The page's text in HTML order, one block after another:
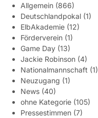
Allgemein (866)
Deutschlandpokal (1)
ElbAkademie (12)
Förderverein (1)
Game Day (13)
Jackie Robinson (4)
Nationalmannschaft (1)
Neuzugang (1)
News (40)
ohne Kategorie (105)
Pressestimmen (7)